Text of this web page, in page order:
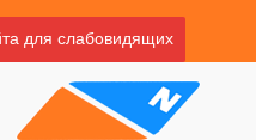
для слабовидящих